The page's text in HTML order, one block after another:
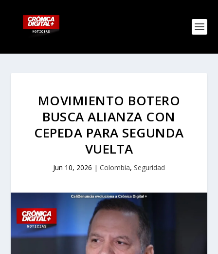
MOVIMIENTO BOTERO
BUSCA ALIANZA CON
CEPEDA PARA SEGUNDA
VUELTA
Jun 10, 2026 | Colombia, Seguridad